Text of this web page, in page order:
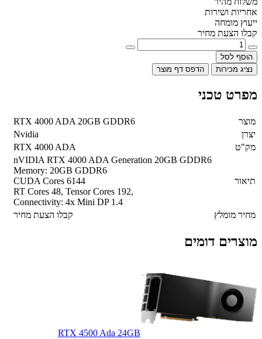
אחריות ושירות
ייעוץ מומחה
קבלו הצעת מחיר
הוסף לסל
נציג מכירות
הדפס דף מוצר
מפרט טכני
מוצר
RTX 4000 ADA 20GB GDDR6
יצרן
Nvidia
מק"ט
RTX 4000 ADA
תיאור
nVIDIA RTX 4000 ADA Generation 20GB GDDR6
Memory: 20GB GDDR6
CUDA Cores 6144
RT Cores 48, Tensor Cores 192,
Connectivity: 4x Mini DP 1.4
מחיר מומלץ
קבלו הצעת מחיר
מוצרים דומים
RTX 4500 Ada 24GB